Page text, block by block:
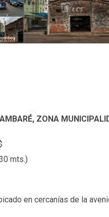
ZONA
mts.)
en cercanías de la